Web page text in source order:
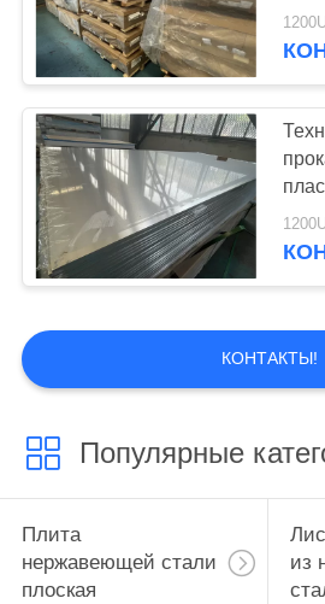
мм
КОНТАКТЫ!
Популярные
Плита
нержавеющей стали
плоская
из